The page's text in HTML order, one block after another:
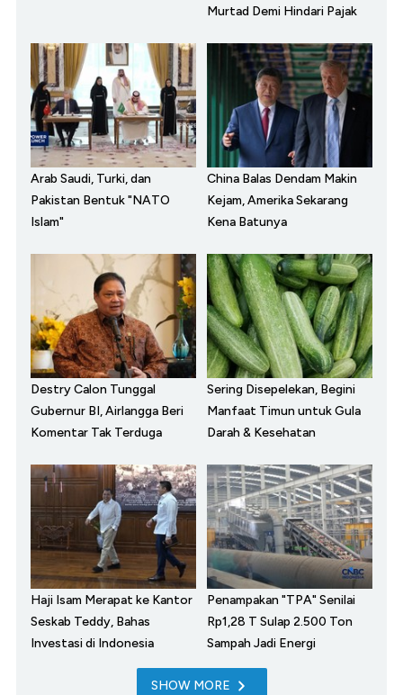
Murtad Demi Hindari Pajak
Arab Saudi, Turki, dan
Pakistan Bentuk "NATO
Islam"
China Balas Dendam Makin
Kejam, Amerika Sekarang
Kena Batunya
Destry Calon Tunggal
Gubernur BI, Airlangga Beri
Komentar Tak Terduga
Sering Disepelekan, Begini
Manfaat Timun untuk Gula
Darah & Kesehatan
Haji Isam Merapat ke Kantor
Seskab Teddy, Bahas
Investasi di Indonesia
Penampakan "TPA" Senilai
Rp1,28 T Sulap 2.500 Ton
Sampah Jadi Energi
SHOW MORE